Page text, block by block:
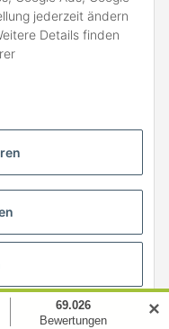
jederzeit ändern
Details finden
zzgl.
✕